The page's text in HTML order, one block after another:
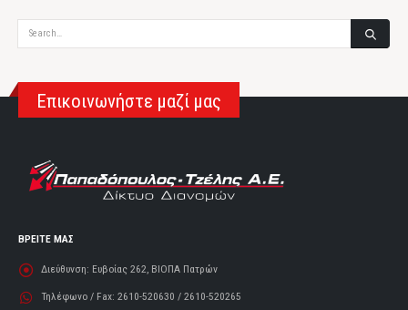
Αναζήτηση
Επικοινωνήστε μαζί μας
ΒΡΕΙΤΕ ΜΑΣ
Διεύθυνση: Ευβοίας 262, ΒΙΟΠΑ Πατρών
Τηλέφωνο / Fax: 2610-520630 / 2610-520265